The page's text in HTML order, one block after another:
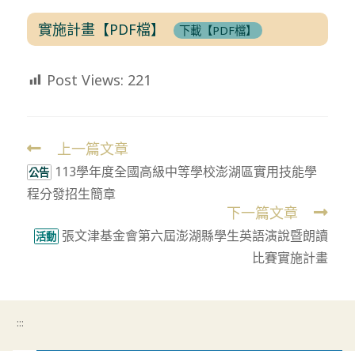
實施計畫【PDF檔】 下載【PDF檔】
Post Views: 221
Read
more
articles
上一篇文章
公告 113學年度全國高級中等學校澎湖區實用技能學
程分發招生簡章
下一篇文章
活動 張文津基金會第六屆澎湖縣學生英語演說暨朗讀
比賽實施計畫
:::